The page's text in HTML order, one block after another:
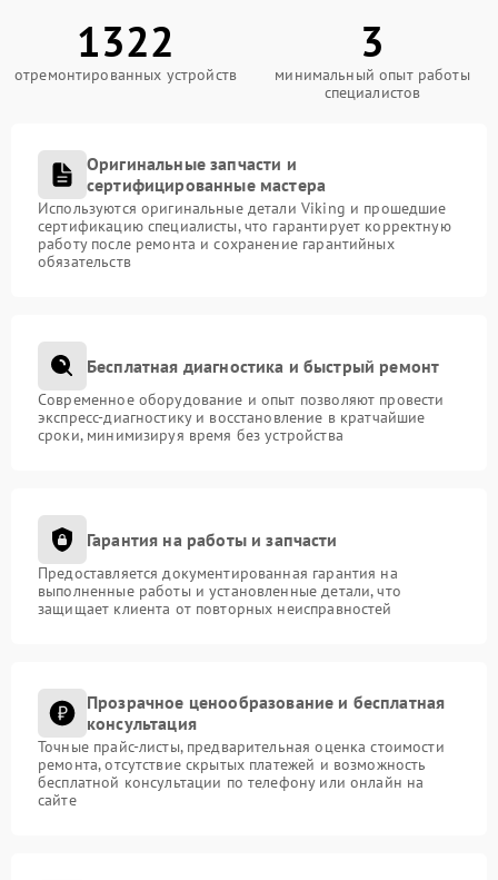
1322
отремонтированных устройств
3
минимальный опыт работы
специалистов
Оригинальные запчасти и
сертифицированные мастера
Используются оригинальные детали Viking и прошедшие
сертификацию специалисты, что гарантирует корректную
работу после ремонта и сохранение гарантийных
обязательств
Бесплатная диагностика и быстрый ремонт
Современное оборудование и опыт позволяют провести
экспресс-диагностику и восстановление в кратчайшие
сроки, минимизируя время без устройства
Гарантия на работы и запчасти
Предоставляется документированная гарантия на
выполненные работы и установленные детали, что
защищает клиента от повторных неисправностей
Прозрачное ценообразование и бесплатная
консультация
Точные прайс-листы, предварительная оценка стоимости
ремонта, отсутствие скрытых платежей и возможность
бесплатной консультации по телефону или онлайн на
сайте